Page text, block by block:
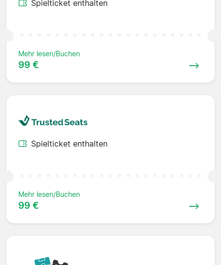
Spielticket enthalten
Mehr lesen/Buchen
99 €
Spielticket enthalten
Mehr lesen/Buchen
99 €